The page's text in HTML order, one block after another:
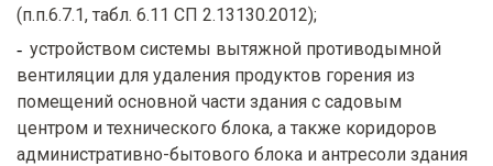
(п.п.6.7.1, табл. 6.11 СП 2.13130.2012);
устройством системы вытяжной противодымной
вентиляции для удаления продуктов горения из
помещений основной части здания с садовым
центром и технического блока, а также коридоров
административно-бытового блока и антресоли здания